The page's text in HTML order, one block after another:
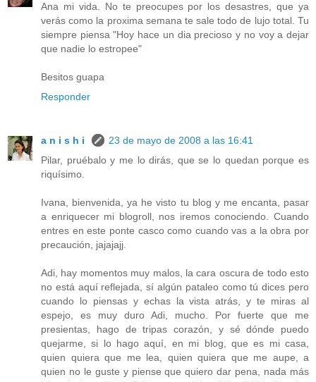
Ana mi vida. No te preocupes por los desastres, que ya
verás como la proxima semana te sale todo de lujo total. Tu
siempre piensa "Hoy hace un dia precioso y no voy a dejar
que nadie lo estropee"
Besitos guapa
Responder
a n i s h i
23 de mayo de 2008 a las 16:41
Pilar, pruébalo y me lo dirás, que se lo quedan porque es
riquísimo.
Ivana, bienvenida, ya he visto tu blog y me encanta, pasar
a enriquecer mi blogroll, nos iremos conociendo. Cuando
entres en este ponte casco como cuando vas a la obra por
precaución, jajajajj.
Adi, hay momentos muy malos, la cara oscura de todo esto
no está aquí reflejada, sí algún pataleo como tú dices pero
cuando lo piensas y echas la vista atrás, y te miras al
espejo, es muy duro Adi, mucho. Por fuerte que me
presientas, hago de tripas corazón, y sé dónde puedo
quejarme, si lo hago aquí, en mi blog, que es mi casa,
quien quiera que me lea, quien quiera que me aupe, a
quien no le guste y piense que quiero dar pena, nada más